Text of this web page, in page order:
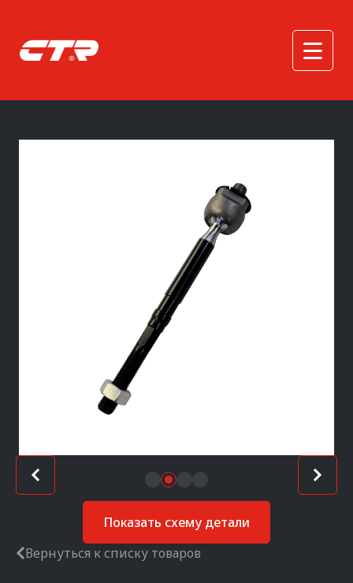
Показать схему детали
Вернуться к списку товаров